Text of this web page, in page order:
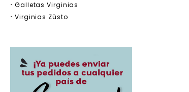
Galletas Virginias
Virginias Zùsto